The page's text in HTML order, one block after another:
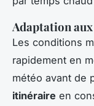
Adaptation
Les conditions
rapidement en
météo avant de
itinéraire en